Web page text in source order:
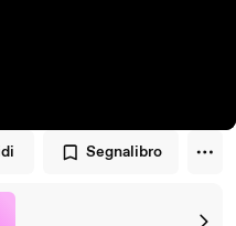
Segnalibro